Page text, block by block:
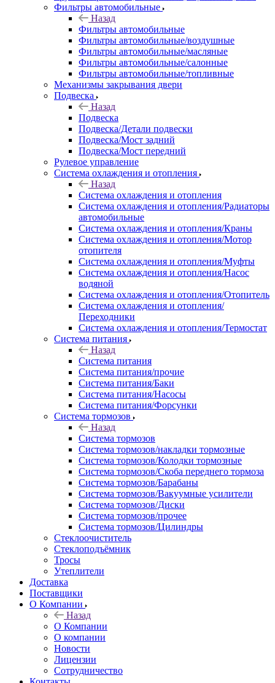
Фильтры автомобильные
Назад
Фильтры автомобильные
Фильтры автомобильные/воздушные
Фильтры автомобильные/масляные
Фильтры автомобильные/салонные
Фильтры автомобильные/топливные
Механизмы закрывания двери
Подвеска
Назад
Подвеска
Подвеска/Детали подвески
Подвеска/Мост задний
Подвеска/Мост передний
Рулевое управление
Система охлаждения и отопления
Назад
Система охлаждения и отопления
Система охлаждения и отопления/Радиаторы
автомобильные
Система охлаждения и отопления/Краны
Система охлаждения и отопления/Мотор
отопителя
Система охлаждения и отопления/Муфты
Система охлаждения и отопления/Насос
водяной
Система охлаждения и отопления/Отопитель
Система охлаждения и отопления/
Переходники
Система охлаждения и отопления/Термостат
Система питания
Назад
Система питания
Система питания/прочие
Система питания/Баки
Система питания/Насосы
Система питания/Форсунки
Система тормозов
Назад
Система тормозов
Система тормозов/накладки тормозные
Система тормозов/Колодки тормозные
Система тормозов/Скоба переднего тормоза
Система тормозов/Барабаны
Система тормозов/Вакуумные усилители
Система тормозов/Диски
Система тормозов/прочее
Система тормозов/Цилиндры
Стеклоочиститель
Стеклоподъёмник
Тросы
Утеплители
Доставка
Поставщики
О Компании
Назад
О Компании
О компании
Новости
Лицензии
Сотрудничество